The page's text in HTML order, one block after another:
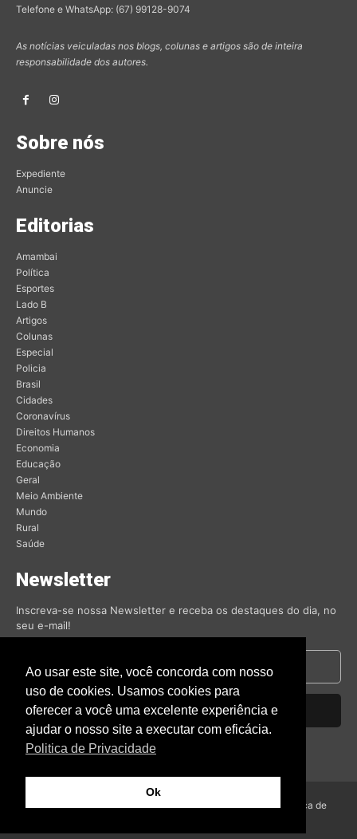
Telefone e WhatsApp: (67) 99128-9074
As notícias veiculadas nos blogs, colunas e artigos são de inteira
responsabilidade dos autores.
Sobre nós
Expediente
Anuncie
Editorias
Amambai
Política
Esportes
Lado B
Artigos
Colunas
Especial
Policia
Brasil
Cidades
Coronavírus
Direitos Humanos
Economia
Educação
Geral
Meio Ambiente
Mundo
Rural
Saúde
Newsletter
Inscreva-se nossa Newsletter e receba os destaques do dia, no
seu e-mail!
Inscrever-se
Nós respeitamos sua privacidade.
Politica de
Ao usar este site, você concorda com nosso
uso de cookies. Usamos cookies para
oferecer a você uma excelente experiência e
ajudar o nosso site a executar com eficácia.
Politica de Privacidade
Ok